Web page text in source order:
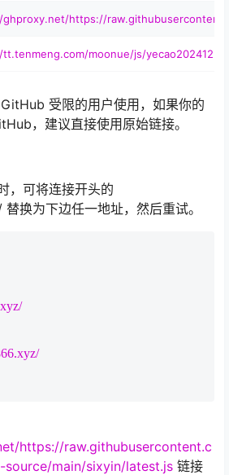
https://
moonue/js/yecao202412.js
受限的用户使用，如果你的
，建议直接使用原始链接。
，可将连接开头的
换为下边任一地址，然后重试。
https://raw.githubusercontent.c
main/sixyin/latest.js 链接